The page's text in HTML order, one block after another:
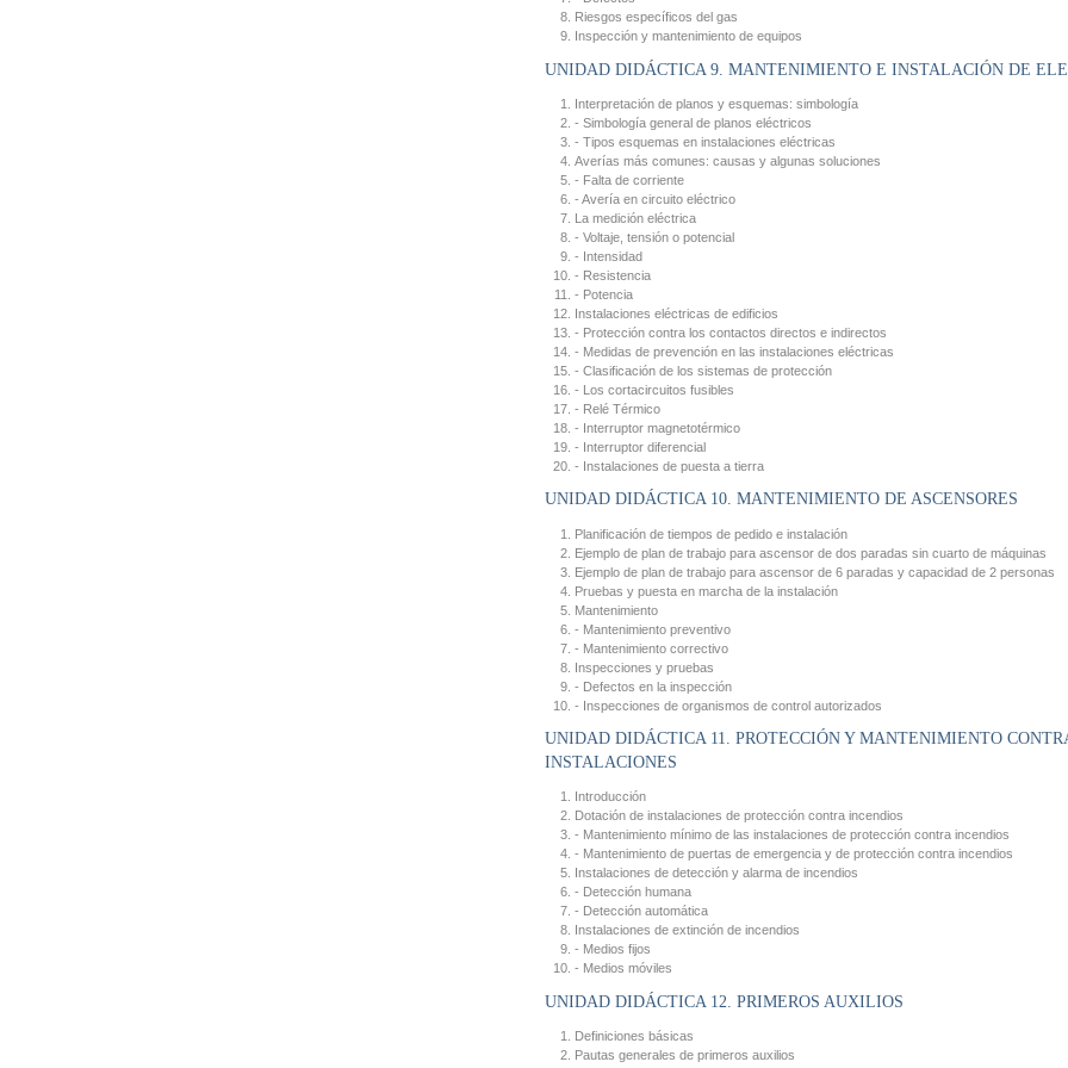
Riesgos específicos del gas
Inspección y mantenimiento de equipos
UNIDAD DIDÁCTICA 9. MANTENIMIENTO E INSTALACIÓN DE
Interpretación de planos y esquemas: simbología
- Simbología general de planos eléctricos
- Tipos esquemas en instalaciones eléctricas
Averías más comunes: causas y algunas soluciones
- Falta de corriente
- Avería en circuito eléctrico
La medición eléctrica
- Voltaje, tensión o potencial
- Intensidad
- Resistencia
- Potencia
Instalaciones eléctricas de edificios
- Protección contra los contactos directos e indirectos
- Medidas de prevención en las instalaciones eléctricas
- Clasificación de los sistemas de protección
- Los cortacircuitos fusibles
- Relé Térmico
- Interruptor magnetotérmico
- Interruptor diferencial
- Instalaciones de puesta a tierra
UNIDAD DIDÁCTICA 10. MANTENIMIENTO DE ASCENSORES
Planificación de tiempos de pedido e instalación
Ejemplo de plan de trabajo para ascensor de dos paradas sin cuarto de máquinas
Ejemplo de plan de trabajo para ascensor de 6 paradas y capacidad de 2 personas
Pruebas y puesta en marcha de la instalación
Mantenimiento
- Mantenimiento preventivo
- Mantenimiento correctivo
Inspecciones y pruebas
- Defectos en la inspección
- Inspecciones de organismos de control autorizados
UNIDAD DIDÁCTICA 11. PROTECCIÓN Y MANTENIMIENTO
INSTALACIONES
Introducción
Dotación de instalaciones de protección contra incendios
- Mantenimiento mínimo de las instalaciones de protección contra incendios
- Mantenimiento de puertas de emergencia y de protección contra incendios
Instalaciones de detección y alarma de incendios
- Detección humana
- Detección automática
Instalaciones de extinción de incendios
- Medios fijos
- Medios móviles
UNIDAD DIDÁCTICA 12. PRIMEROS AUXILIOS
Definiciones básicas
Pautas generales de primeros auxilios